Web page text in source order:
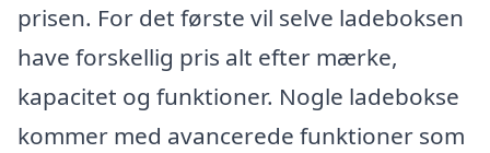
prisen. For det første vil selve ladeboksen
have forskellig pris alt efter mærke,
kapacitet og funktioner. Nogle ladebokse
kommer med avancerede funktioner som